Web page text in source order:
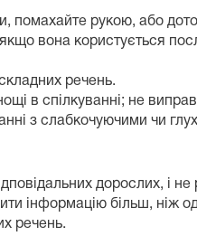
помахайте рукою, або
вона користується
речень.
в спілкуванні; не
з слабкочуючими чи
дорослих, і
інформацію більш, ніж
речень.